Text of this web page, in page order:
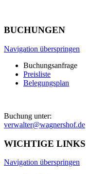
BUCHUNGEN
Navigation überspringen
Buchungsanfrage
Preisliste
Belegungsplan
Buchung unter:
verwalter@wagnershof.de
WICHTIGE LINKS
Navigation überspringen